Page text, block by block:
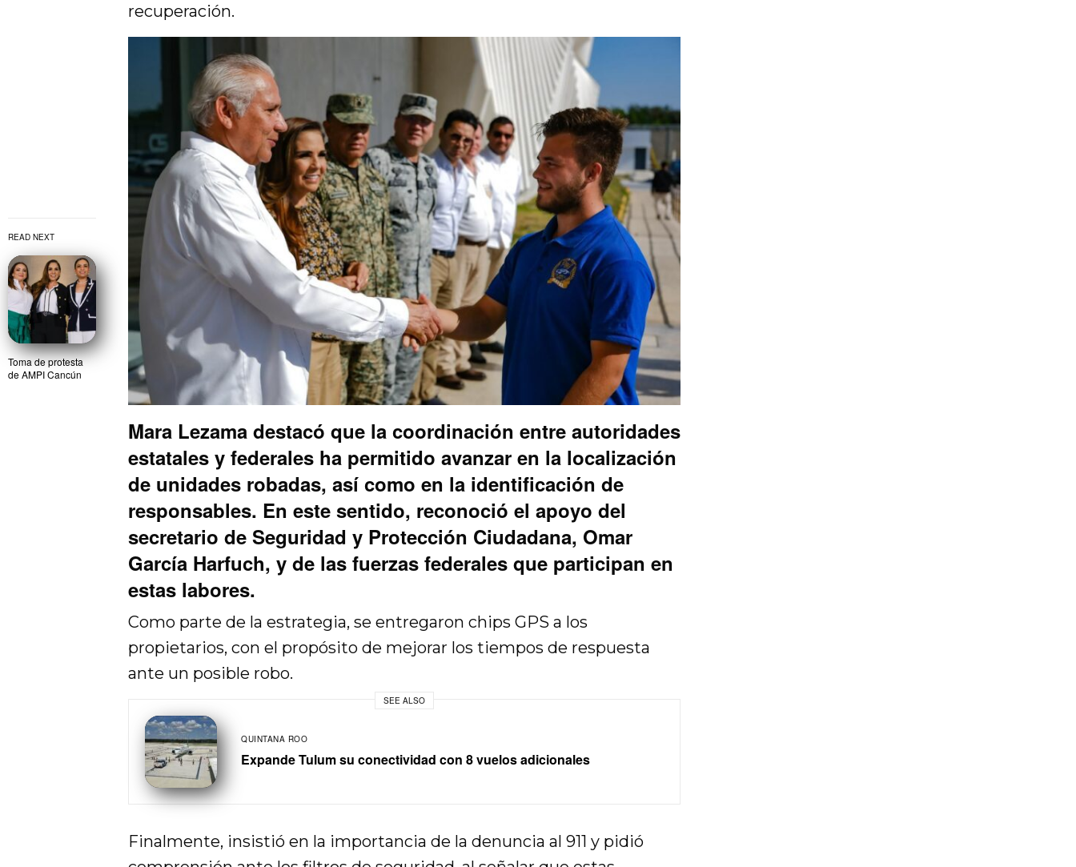
READ NEXT
Toma de protesta
de AMPI Cancún
s
l
c
e
e
n
recuperación.
Mara Lezama destacó que la coordinación entre autoridades
estatales y federales ha permitido avanzar en la localización
de unidades robadas, así como en la identificación de
responsables. En este sentido, reconoció el apoyo del
secretario de Seguridad y Protección Ciudadana, Omar
García Harfuch, y de las fuerzas federales que participan en
estas labores.
Como parte de la estrategia, se entregaron chips GPS a los
propietarios, con el propósito de mejorar los tiempos de respuesta
ante un posible robo.
SEE ALSO
QUINTANA ROO
Expande Tulum su conectividad con 8 vuelos adicionales
Finalmente, insistió en la importancia de la denuncia al 911 y pidió